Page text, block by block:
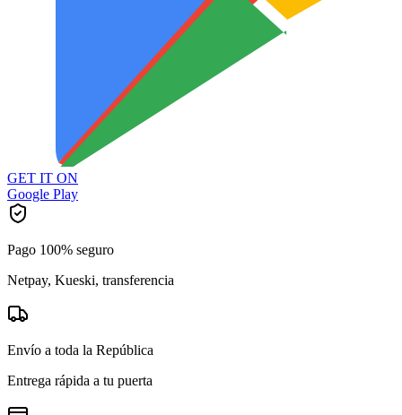
GET IT ON
Google Play
Pago 100% seguro
Netpay, Kueski, transferencia
Envío a toda la República
Entrega rápida a tu puerta